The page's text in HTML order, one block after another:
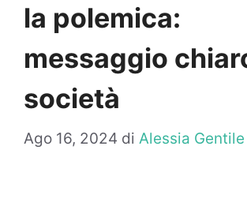
la polemica:
messaggio
società
Ago 16, 2024 di Alessia Gentile